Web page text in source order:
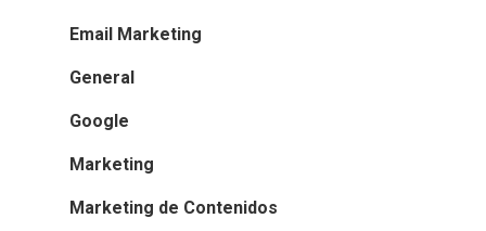
Email Marketing
General
Google
Marketing
Marketing de Contenidos